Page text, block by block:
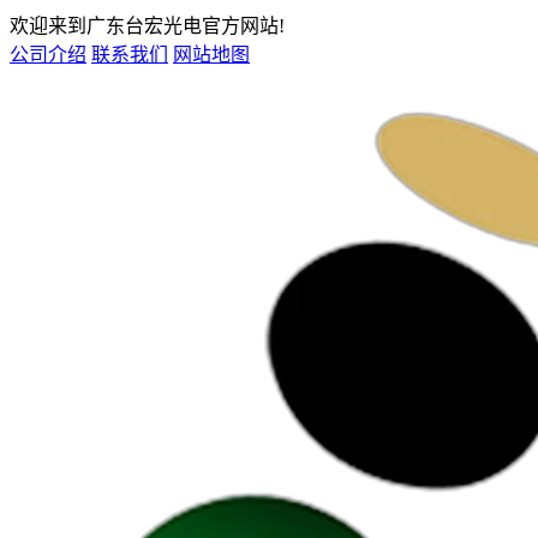
欢迎来到广东台宏光电官方网站!
公司介绍 联系我们 网站地图